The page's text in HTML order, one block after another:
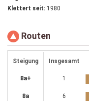
Klettert seit: 1980
Routen
Steigung Insgesamt
8a+ 1
8a 6